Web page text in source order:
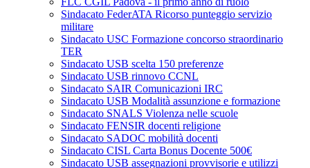
Sindacato FederATA Ricorso punteggio servizio
militare
Sindacato USC Formazione concorso straordinario
TER
Sindacato USB scelta 150 preferenze
Sindacato USB rinnovo CCNL
Sindacato SAIR Comunicazioni IRC
Sindacato USB Modalità assunzione e formazione
Sindacato SNALS Violenza nelle scuole
Sindacato FENSIR docenti religione
Sindacato SADOC mobilità docenti
Sindacato CISL Carta Bonus Docente 500€
Sindacato USB assegnazioni provvisorie e utilizzi